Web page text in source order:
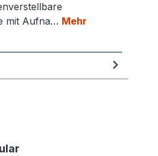
mit Aufna… Mehr